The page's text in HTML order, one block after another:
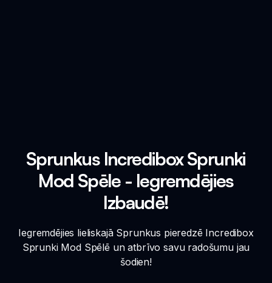
Sprunkus Incredibox Sprunki
Mod Spēle - Iegremdējies
Izbaudē!
Iegremdējies lieliskajā Sprunkus pieredzē Incredibox
Sprunki Mod Spēlē un atbrīvo savu radošumu jau
šodien!